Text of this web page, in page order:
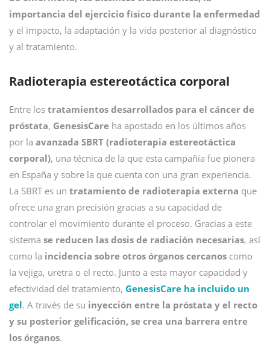
importancia del ejercicio físico durante la enfermedad
y el impacto, la adaptación y la vida posterior al diagnóstico
y al tratamiento.
Radioterapia estereotáctica corporal
Entre los tratamientos desarrollados para el cáncer de
próstata, GenesisCare ha apostado en los últimos años
por la avanzada SBRT (radioterapia estereotáctica
corporal), una técnica de la que esta campañía fue pionera
en España y sobre la que cuenta con una gran experiencia.
La SBRT es un tratamiento de radioterapia externa que
ofrece una gran precisión gracias a su capacidad de
controlar el movimiento durante el proceso. Gracias a este
sistema se reducen las dosis de radiación necesarias, así
como la incidencia sobre otros órganos cercanos como
la vejiga, uretra o el recto. Junto a esta mayor capacidad y
efectividad del tratamiento, GenesisCare ha incluido un
gel. A través de su inyección entre la próstata y el recto
y su posterior gelificación, se crea una barrera entre
los órganos.